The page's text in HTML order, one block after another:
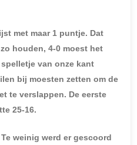
met maar 1 puntje. Dat
houden, 4-0 moest het
van onze kant
bij moesten zetten om de
te verslappen. De eerste
25-16.
weinig werd er gescoord